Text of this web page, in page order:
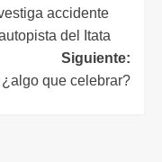
accidente
del Itata
Siguiente:
que celebrar?